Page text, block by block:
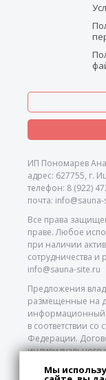
ИП Пономарев
адрес: 627755, г.
телефон: 8 (922)
почта:
Все права
праве. Любое
при наличии
сотрудничества
info@sauna-site.ru
Предложения
размещенные на
информационный
в соответствии со
Федерации.
индивидуального
стоимости,
Мы